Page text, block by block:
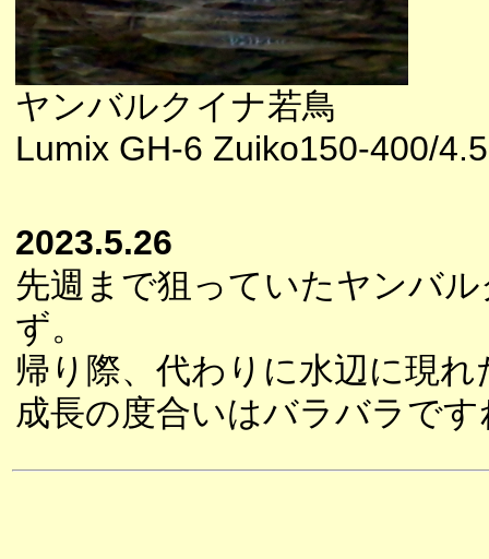
ヤンバルクイナ若鳥
Lumix GH-6 Zuiko150-400/4.5
2023.5.26
先週まで狙っていたヤンバ
ず。
帰り際、代わりに水辺に現れ
成長の度合いはバラバラです